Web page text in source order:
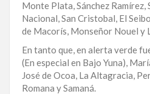
LA
PUERTO
PLATA
Monte Plata, Sánchez
Nacional, San Cristobal, El
de Macorís, Monseñor Nouel y
En tanto que, en alerta verde
(En especial en Bajo Yuna),
José de Ocoa, La Altagracia,
Romana y Samaná.